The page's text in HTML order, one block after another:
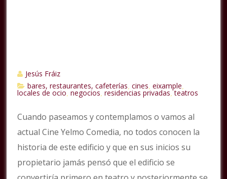
Jesús Fráiz
bares, restaurantes, cafeterías
,cines ,eixample
locales de ocio ,negocios ,residencias privadas ,teatros
Cuando paseamos y contemplamos o vamos al
actual Cine Yelmo Comedia, no todos conocen la
historia de este edificio y que en sus inicios su
propietario jamás pensó que el edificio se